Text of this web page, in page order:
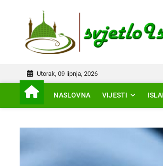
Utorak, 09 lipnja, 2026
NASLOVNA VIJESTI